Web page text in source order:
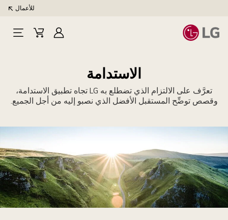
للأعمال
تسجيلCart
Open
الاستدامة
تعرَّف على الالتزام الذي تضطلع به LG تجاه تطبيق الاستدامة،
وقصص توضِّح المستقبل الأفضل الذي نصبو إليه من أجل الجميع.